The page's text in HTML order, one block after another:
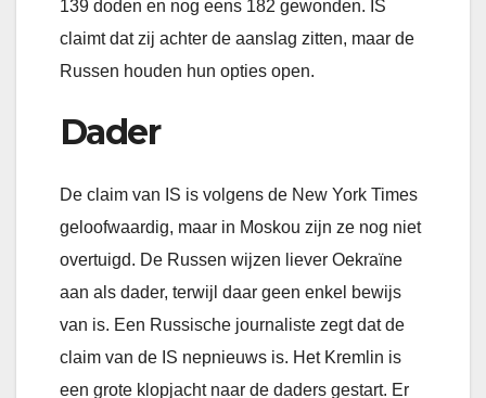
139 doden en nog eens 182 gewonden. IS
claimt dat zij achter de aanslag zitten, maar de
Russen houden hun opties open.
Dader
De claim van IS is volgens de New York Times
geloofwaardig, maar in Moskou zijn ze nog niet
overtuigd. De Russen wijzen liever Oekraïne
aan als dader, terwijl daar geen enkel bewijs
van is. Een Russische journaliste zegt dat de
claim van de IS nepnieuws is. Het Kremlin is
een grote klopjacht naar de daders gestart. Er